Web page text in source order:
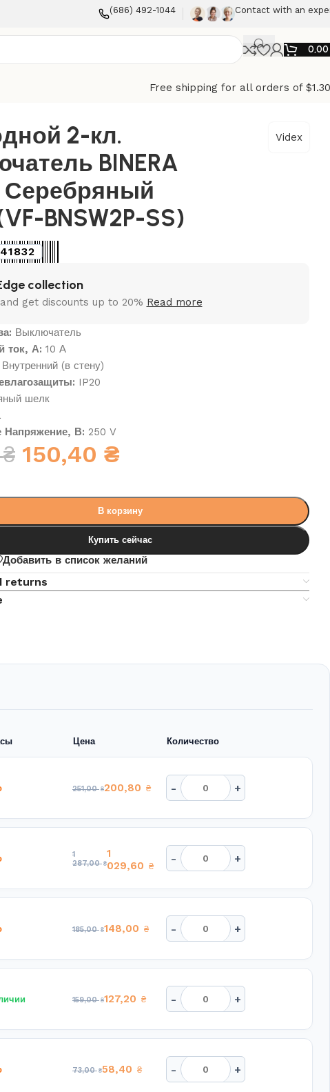
(686) 492-1044 Contact with an
0,00
Free shipping for all orders of
2-кл.
BINERA
Серебряный
BNSW2P-SS)
Videx
41832
collection
get discounts up to 20% Read more
Выключатель
ток, А: 10 А
Внутренний (в стену)
IP20
шелк
Напряжение, В: 250 V
₴ 150,40 ₴
В корзину
Купить сейчас
Добавить в список желаний
returns
Цена Количество
251,00₴200,80 ₴ - +
1
287,00₴
1
029,60 ₴
- +
185,00₴148,00 ₴ - +
159,00₴127,20 ₴ - +
73,00₴58,40 ₴ - +